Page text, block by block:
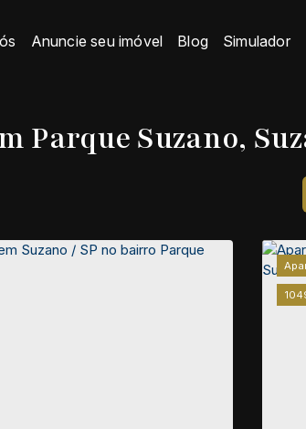
Simulador
Blog
Anuncie seu imóvel
Parque Suzano,